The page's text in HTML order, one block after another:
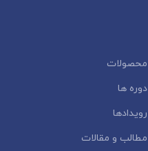
محصولات
دوره ها
رویدادها
مطالب و مقالات